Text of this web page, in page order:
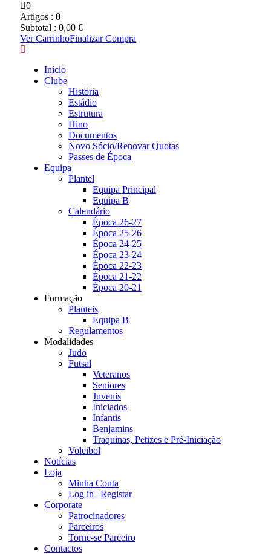
0
Artigos : 0
Subtotal : 0,00 €
Ver CarrinhoFinalizar Compra
Início
Clube
História
Estádio
Estrutura
Hino
Documentos
Novo Sócio/Renovar Quotas
Passes de Época
Equipa
Plantel
Equipa Principal
Equipa B
Calendário
Época 26-27
Época 25-26
Época 24-25
Época 23-24
Época 22-23
Época 21-22
Época 20-21
Formação
Planteis
Equipa B
Regulamentos
Modalidades
Judo
Futsal
Veteranos
Seniores
Juvenis
Iniciados
Infantis
Benjamins
Traquinas, Petizes e Pré-Iniciação
Voleibol
Notícias
Loja
Minha Conta
Log in | Registar
Corporate
Patrocinadores
Parceiros
Torne-se Parceiro
Contactos